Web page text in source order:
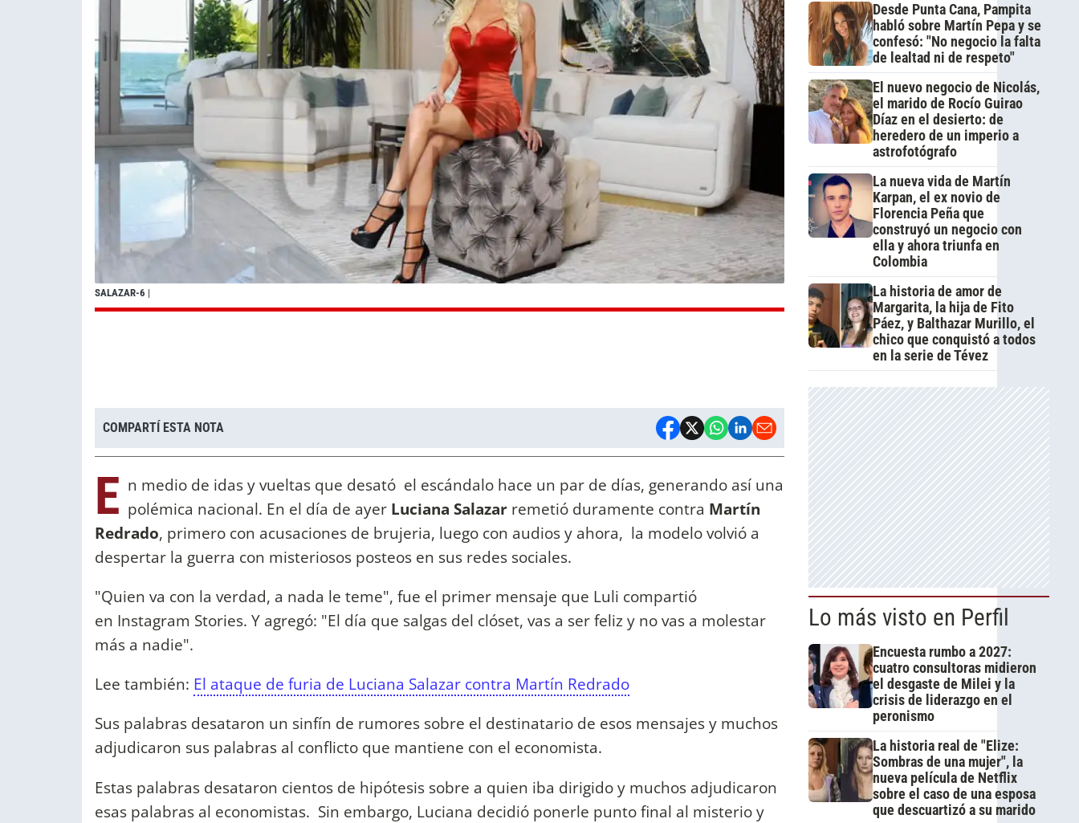
SALAZAR-6 |
COMPARTÍ ESTA NOTA
E n medio de idas y vueltas que desató el escándalo hace un par de días, generando así una
polémica nacional. En el día de ayer Luciana Salazar remetió duramente contra Martín
Redrado, primero con acusaciones de brujeria, luego con audios y ahora, la modelo volvió a
despertar la guerra con misteriosos posteos en sus redes sociales.
"Quien va con la verdad, a nada le teme", fue el primer mensaje que Luli compartió
en Instagram Stories. Y agregó: "El día que salgas del clóset, vas a ser feliz y no vas a molestar
más a nadie".
Lee también: El ataque de furia de Luciana Salazar contra Martín Redrado
Sus palabras desataron un sinfín de rumores sobre el destinatario de esos mensajes y muchos
adjudicaron sus palabras al conflicto que mantiene con el economista.
Estas palabras desataron cientos de hipótesis sobre a quien iba dirigido y muchos adjudicaron
esas palabras al economistas. Sin embargo, Luciana decidió ponerle punto final al misterio y
Desde Punta Cana, Pampita
habló sobre Martín Pepa y se
confesó: "No negocio la falta
de lealtad ni de respeto"
El nuevo negocio de Nicolás,
el marido de Rocío Guirao
Díaz en el desierto: de
heredero de un imperio a
astrofotógrafo
La nueva vida de Martín
Karpan, el ex novio de
Florencia Peña que
construyó un negocio con
ella y ahora triunfa en
Colombia
La historia de amor de
Margarita, la hija de Fito
Páez, y Balthazar Murillo, el
chico que conquistó a todos
en la serie de Tévez
Lo más visto en Perfil
Encuesta rumbo a 2027:
cuatro consultoras midieron
el desgaste de Milei y la
crisis de liderazgo en el
peronismo
La historia real de "Elize:
Sombras de una mujer", la
nueva película de Netflix
sobre el caso de una esposa
que descuartizó a su marido